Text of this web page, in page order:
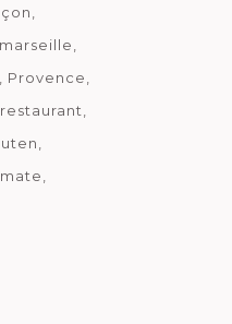
marseille
Provence
restaurant